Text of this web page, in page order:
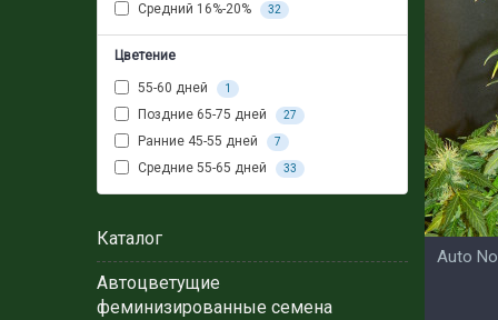
Средний 16%-20% 32
Цветение
55-60 дней 1
Поздние 65-75 дней 27
Ранние 45-55 дней 7
Средние 55-65 дней 33
Каталог
Автоцветущие
феминизированные семена
Auto